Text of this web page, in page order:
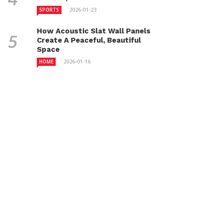
SPORTS 2026-01-23
How Acoustic Slat Wall Panels
Create A Peaceful, Beautiful
Space
HOME 2026-01-16